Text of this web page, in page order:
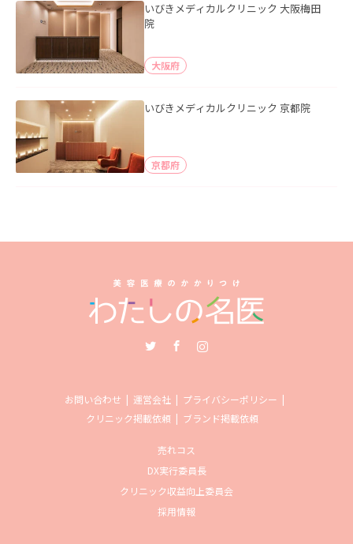
いびきメディカルクリニック 大阪梅田
院
大阪府
いびきメディカルクリニック 京都院
京都府
お問い合わせ 運営会社
プライバシーポリシー
クリニック掲載依頼
ブランド掲載依頼
売れコス
DX実行委員長
クリニック収益向上委員会
採用情報